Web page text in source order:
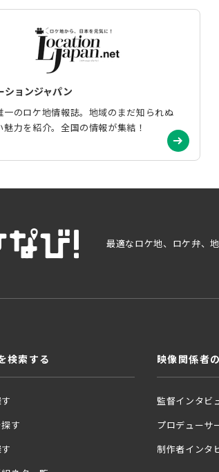
ションジャパン
一のロケ地情報誌。地域のまだ知られぬ
魅力を紹介。全国の情報が集結！
最適なロケ地、ロケ弁、
検索する
す
映像関係者
監督インタビ
プロデューサ
制作者インタ